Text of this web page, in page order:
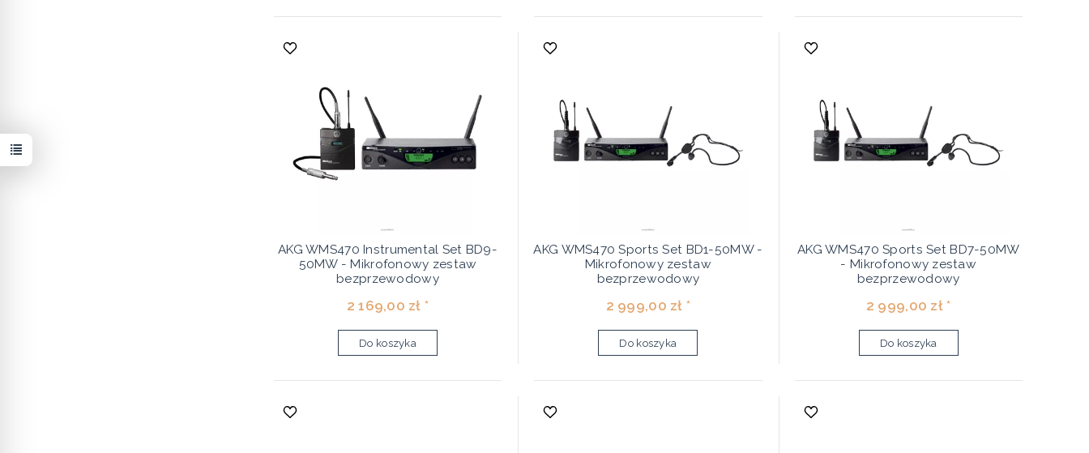
AKG WMS470 Instrumental Set BD9-
50MW - Mikrofonowy zestaw
bezprzewodowy
2 169,00 zł *
Do koszyka
AKG WMS470 Sports Set BD1-50MW -
Mikrofonowy zestaw
bezprzewodowy
2 999,00 zł *
Do koszyka
AKG WMS470 Sports Set BD7-50MW
- Mikrofonowy zestaw
bezprzewodowy
2 999,00 zł *
Do koszyka